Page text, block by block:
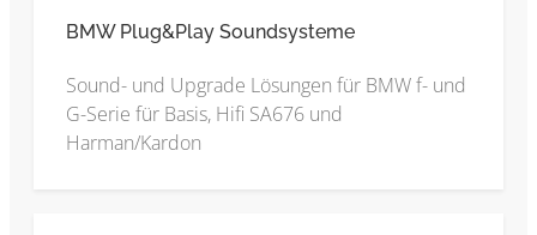
BMW Plug&Play Soundsysteme
Sound- und Upgrade Lösungen für BMW f- und
G-Serie für Basis, Hifi SA676 und
Harman/Kardon